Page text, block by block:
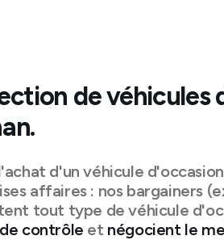
de véhicules
.
d'un véhicule
affaires : nos bargainers
tout type de véhicule
contrôle et négocient le